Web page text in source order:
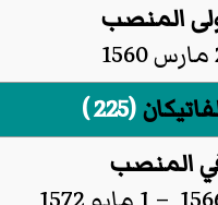
المنصب
(225 )
المنصب